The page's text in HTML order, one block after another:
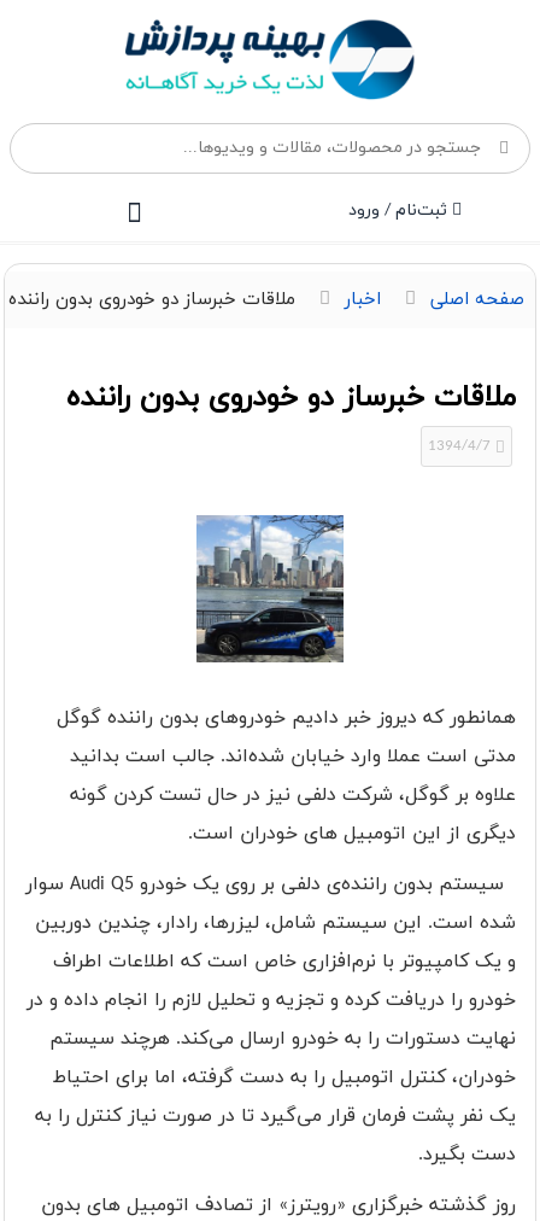
ثبت‌نام / ورود
صفحه اصلی اخبار ملاقات خبرساز دو خودروی بدون راننده
ملاقات خبرساز دو خودروی بدون راننده
همانطور که دیروز خبر دادیم خودروهای بدون راننده گوگل
مدتی است عملا وارد خیابان شده‌اند. جالب است بدانید
علاوه بر گوگل، شرکت دلفی نیز در حال تست کردن گونه
دیگری از این اتومبیل های خودران است.
سیستم بدون راننده‌ی دلفی بر روی یک خودرو Audi Q5 سوار
شده است. این سیستم شامل، لیزرها، رادار، چندین دوربین
و یک کامپیوتر با نرم‌افزاری خاص است که اطلاعات اطراف
خودرو را دریافت کرده و تجزیه و تحلیل لازم را انجام داده و در
نهایت دستورات را به خودرو ارسال می‌کند. هرچند سیستم
خودران، کنترل اتومبیل را به دست گرفته‌، اما برای احتیاط
یک نفر پشت فرمان قرار می‌گیرد تا در صورت نیاز کنترل را به
دست بگیرد.
روز گذشته خبرگزاری «رویترز» از تصادف اتومبیل های بدون